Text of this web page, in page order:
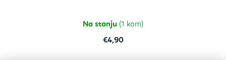
zvjezdica.
Na stanju (1 kom)
€4,90